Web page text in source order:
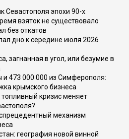
Севастополя эпохи 90-х
взяток не существовало
без откатов
дно к середине июля 2026
загнанная в угол, или безумие в
и 473 000 000 из Симферополя:
крымского бизнеса
топливный кризис меняет
механизм
география новой винной